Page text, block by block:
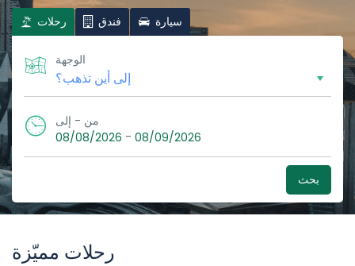
رحلات فندق سيارة
الوجهة
من - إلى
08/08/2026 - 08/09/2026
بحث
رحلات مميّزة